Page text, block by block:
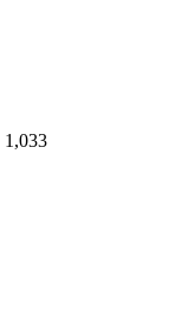
1,033